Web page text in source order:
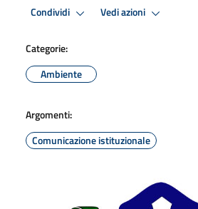
Condividi Vedi azioni
Categorie:
Ambiente
Argomenti:
Comunicazione istituzionale